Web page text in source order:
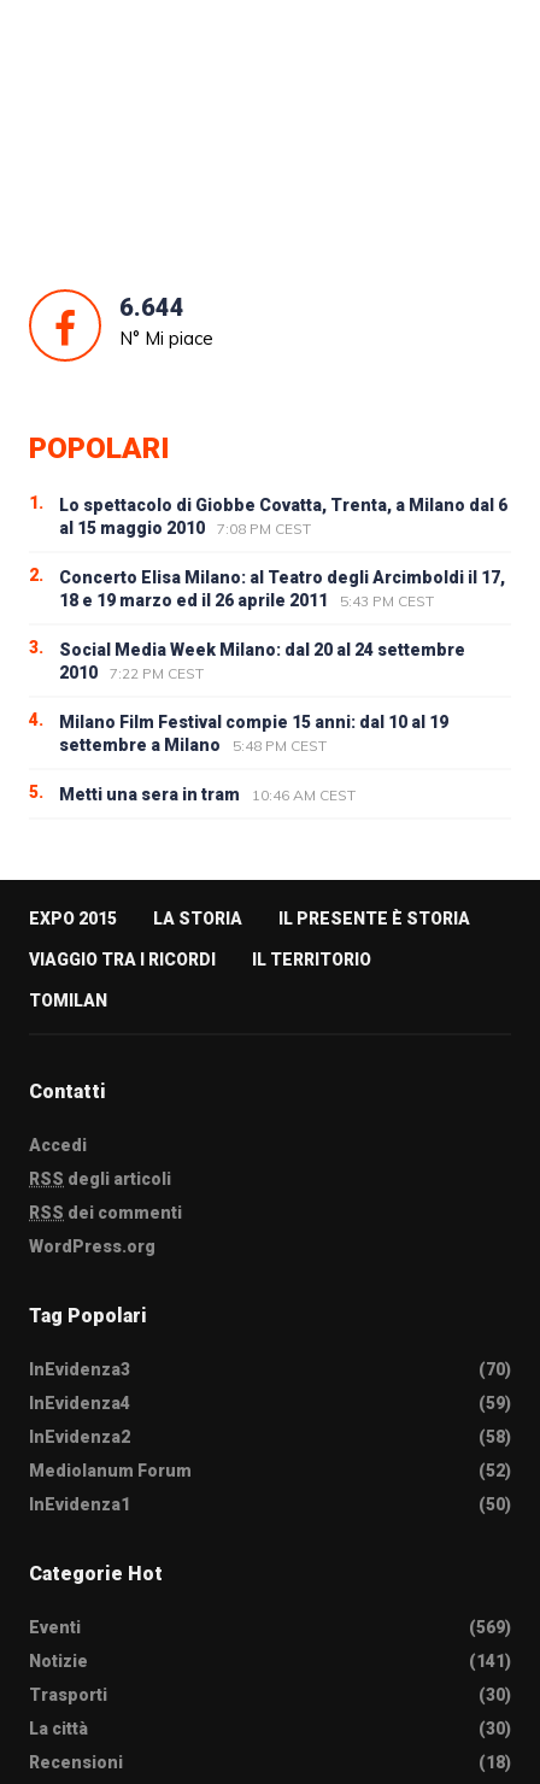
6.644
N° Mi piace
POPOLARI
1.
Lo spettacolo di Giobbe Covatta, Trenta, a Milano dal 6
al 15 maggio 2010
7:08 PM CEST
2.
Concerto Elisa Milano: al Teatro degli Arcimboldi il 17,
18 e 19 marzo ed il 26 aprile 2011
5:43 PM CEST
3.
Social Media Week Milano: dal 20 al 24 settembre
2010
7:22 PM CEST
4.
Milano Film Festival compie 15 anni: dal 10 al 19
settembre a Milano
5:48 PM CEST
5. Metti una sera in tram 10:46 AM CEST
EXPO 2015 LA STORIA IL PRESENTE È STORIA
VIAGGIO TRA I RICORDI IL TERRITORIO
TOMILAN
Contatti
Accedi
RSS degli articoli
RSS dei commenti
WordPress.org
Tag Popolari
InEvidenza3
(70)
InEvidenza4
(59)
InEvidenza2
(58)
Mediolanum Forum
(52)
InEvidenza1
(50)
Categorie Hot
Eventi
(569)
Notizie
(141)
Trasporti
(30)
La città
(30)
Recensioni
(18)